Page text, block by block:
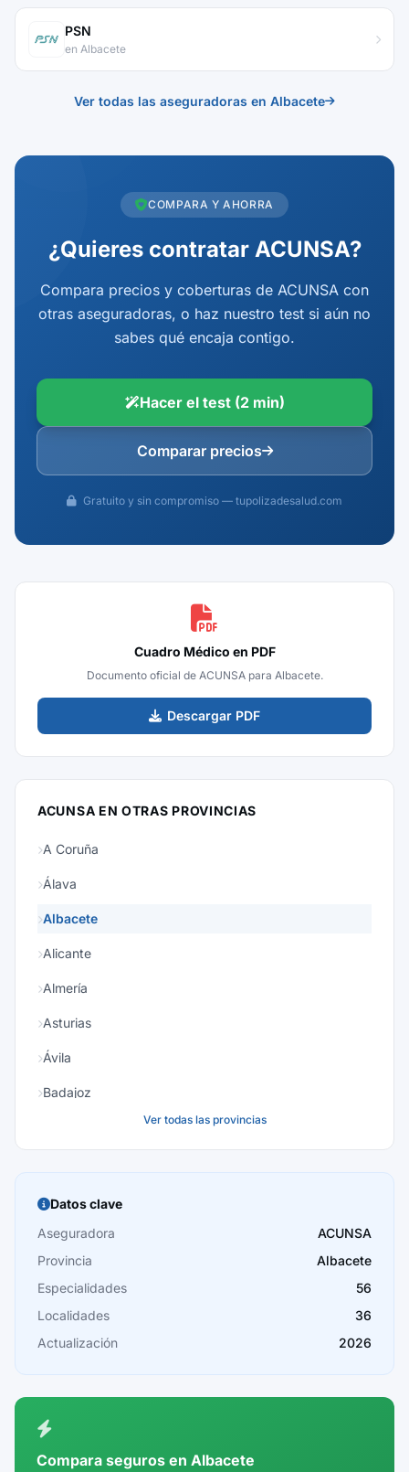
PSN
en Albacete
Ver todas las aseguradoras en Albacete
COMPARA Y AHORRA
¿Quieres contratar ACUNSA?
Compara precios y coberturas de ACUNSA con
otras aseguradoras, o haz nuestro test si aún no
sabes qué encaja contigo.
Hacer el test (2 min)
Comparar precios
Gratuito y sin compromiso — tupolizadesalud.com
Cuadro Médico en PDF
Documento oficial de ACUNSA para Albacete.
Descargar PDF
ACUNSA EN OTRAS PROVINCIAS
A Coruña
Álava
Albacete
Alicante
Almería
Asturias
Ávila
Badajoz
Burgos
Cáceres
Cádiz
Cantabria
Castellón
Córdoba
Ver todas las provincias
Datos clave
Aseguradora
ACUNSA
Provincia
Albacete
Especialidades
56
Localidades
36
Actualización
2026
Compara seguros en Albacete